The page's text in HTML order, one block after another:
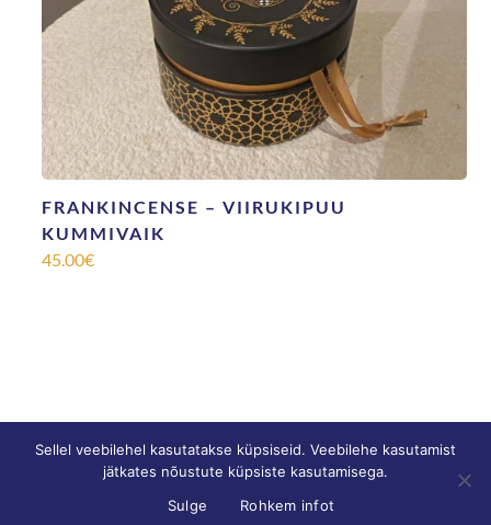
FRANKINCENSE – VIIRUKIPUU
KUMMIVAIK
45.00€
© SONNE |Privaatsustingimused
Müügitingimused
Sellel veebilehel kasutatakse küpsiseid. Veebilehe kasutamist
jätkates nõustute küpsiste kasutamisega.
Sulge
Rohkem infot